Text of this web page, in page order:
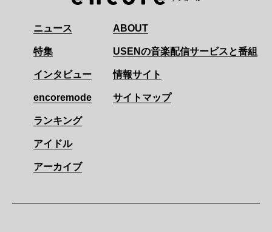
ニュース
特集
インタビュー
encoremode
ランキング
アイドル
アーカイブ
ABOUT
USENの音楽配信サービスと番組
情報サイト
サイトマップ